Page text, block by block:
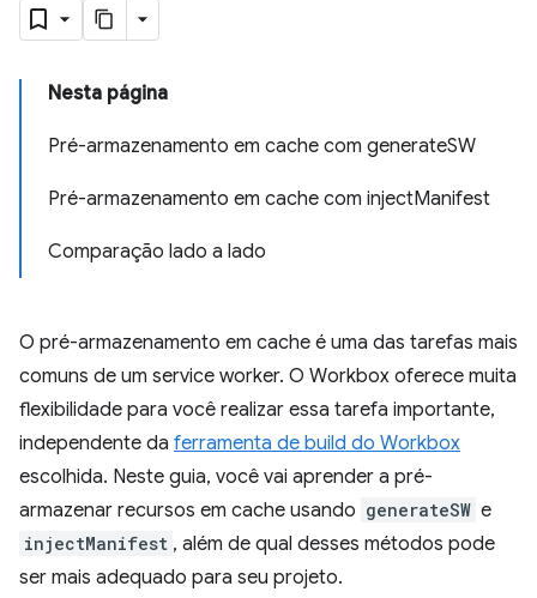
Nesta página
Pré-armazenamento em cache com generateSW
Pré-armazenamento em cache com injectManifest
Comparação lado a lado
O pré-armazenamento em cache é uma das tarefas mais
comuns de um service worker. O Workbox oferece muita
flexibilidade para você realizar essa tarefa importante,
independente da ferramenta de build do Workbox
escolhida. Neste guia, você vai aprender a pré-
armazenar recursos em cache usando generateSW e
injectManifest , além de qual desses métodos pode
ser mais adequado para seu projeto.